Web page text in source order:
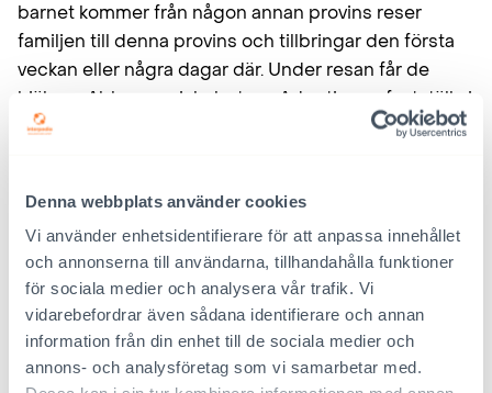
Denna webbplats använder cookies
Vi använder enhetsidentifierare för att anpassa innehållet
och annonserna till användarna, tillhandahålla funktioner
för sociala medier och analysera vår trafik. Vi
vidarebefordrar även sådana identifierare och annan
information från din enhet till de sociala medier och
annons- och analysföretag som vi samarbetar med.
barnet kommer från någon annan provins reser
familjen till denna provins och tillbringar den första
veckan eller några dagar där. Under resan får de
hjälp av Abbas socialarbetare. Adoptionen fastställs i
den provins där barnet fötts.
Sydafrika undertecknade Haagkonventionen år
2003. Centralmyndigheten för adoptionsärenden i
Sydafrika är South African Central Authority (SACA),
som lyder under National Department of Social
Development.